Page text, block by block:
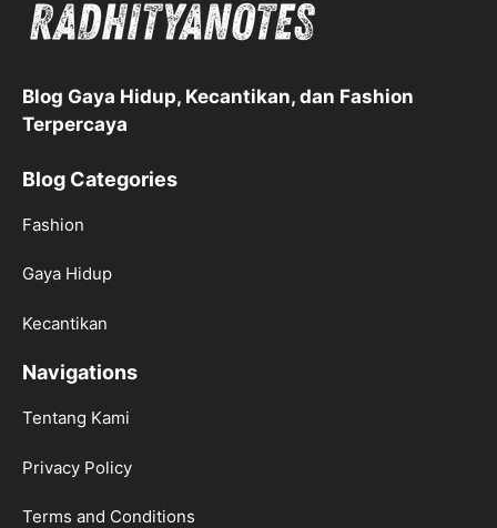
Blog Gaya Hidup, Kecantikan, dan Fashion
Terpercaya
Blog Categories
Fashion
Gaya Hidup
Kecantikan
Navigations
Tentang Kami
Privacy Policy
Terms and Conditions